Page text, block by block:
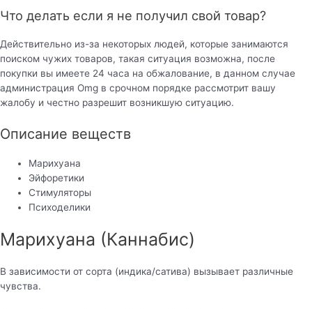
Что делать если я не получил свой товар?
Действительно из-за некоторых людей, которые занимаются
поиском чужих товаров, такая ситуация возможна, после
покупки вы имеете 24 часа на обжалование, в данном случае
администрация Omg в срочном порядке рассмотрит вашу
жалобу и честно разрешит возникшую ситуацию.
Описание веществ
Марихуана
Эйфоретики
Стимуляторы
Психоделики
Марихуана (Каннабис)
В зависимости от сорта (индика/сатива) вызывает различные
чувства.